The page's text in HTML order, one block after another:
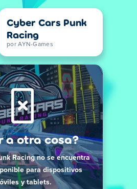
Cyber Cars Punk
Racing
por AYN-Games
a otra cosa?
Racing no se encuentra
para dispositivos
y tablets.